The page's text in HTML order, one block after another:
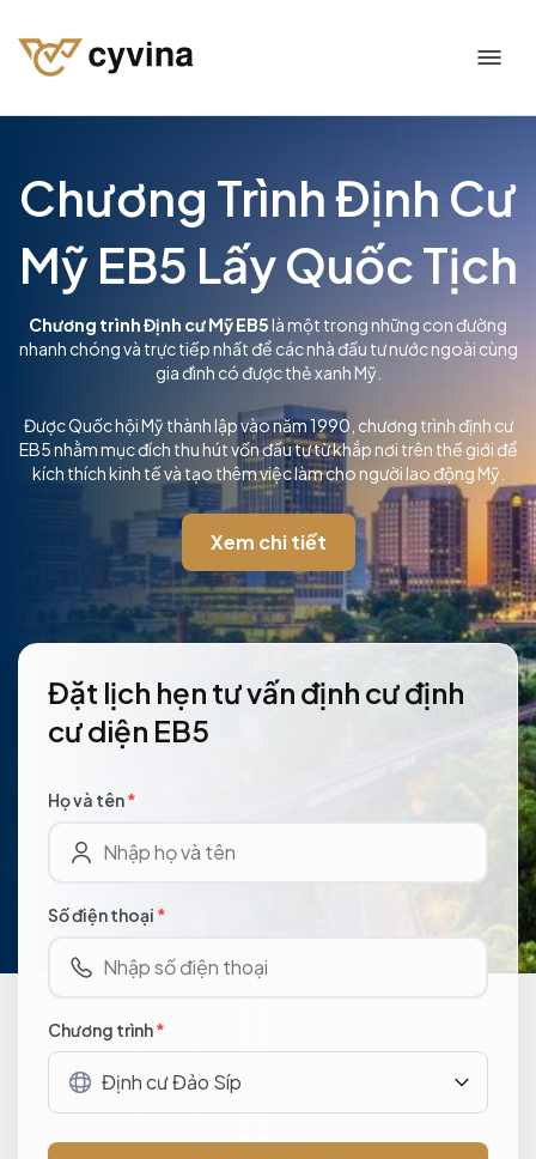
Chương Trình Định Cư
Mỹ EB5 Lấy Quốc Tịch
Chương trình Định cư Mỹ EB5là một trong những con đường
nhanh chóng và trực tiếp nhất để các nhà đầu tư nước ngoài cùng
gia đình có được thẻ xanh Mỹ.
Được Quốc hội Mỹ thành lập vào năm 1990, chương trình định cư
EB5 nhằm mục đích thu hút vốn đầu tư từ khắp nơi trên thế giới để
kích thích kinh tế và tạo thêm việc làm cho người lao động Mỹ.
Xem chi tiết
Đặt lịch hẹn tư vấn định cư định
cư diện EB5
Họ và tên*
Số điện thoại *
Chương trình*
Định cư Đảo Síp